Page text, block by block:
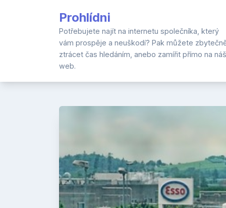
Prohlídni
Potřebujete najít na internetu společníka, který
vám prospěje a neuškodí? Pak můžete
ztrácet čas hledáním, anebo zamířit přímo na náš
web.